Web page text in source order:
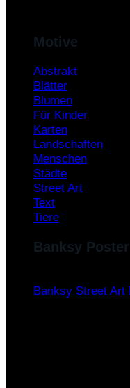
Motive
Abstrakt
Blätter
Blumen
Für Kinder
Karten
Landschaften
Menschen
Städte
Street Art
Text
Tiere
Banksy Poster
Banksy Street Art